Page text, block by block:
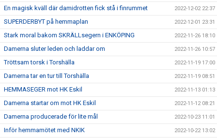
En magisk kväll där damidrotten fick stå i finrummet 2022-12-02 22:37
SUPERDERBYT på hemmaplan 2022-12-01 23:31
Stark moral bakom SKRÄLLsegern i ENKÖPING 2022-11-26 18:10
Damerna sluter leden och laddar om 2022-11-26 10:57
Tröttsam torsk i Torshälla 2022-11-19 17:00
Damerna tar en tur till Torshälla 2022-11-19 08:51
HEMMASEGER mot HK Eskil 2022-11-13 01:13
Damerna startar om mot HK Eskil 2022-11-12 08:21
Damerna producerade för lite mål 2022-10-23 11:01
Inför hemmamötet med NKIK 2022-10-22 13:02